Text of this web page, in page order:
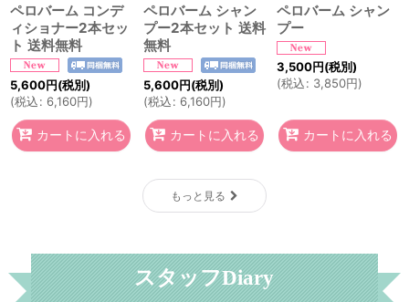
ペロバーム コンデ
ィショナー2本セッ
ト 送料無料
5,600円(税別)
(税込: 6,160円)
カートに入れる
ペロバーム シャン
プー2本セット 送料
無料
5,600円(税別)
(税込: 6,160円)
カートに入れる
ペロバーム シャン
プー
3,500円(税別)
(税込: 3,850円)
カートに入れる
もっと見る
スタッフDiary